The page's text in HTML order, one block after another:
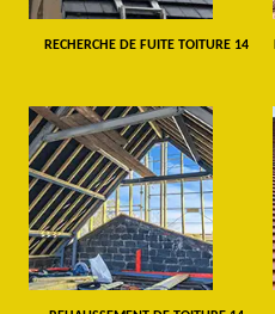
RECHERCHE DE FUITE TOITURE 14